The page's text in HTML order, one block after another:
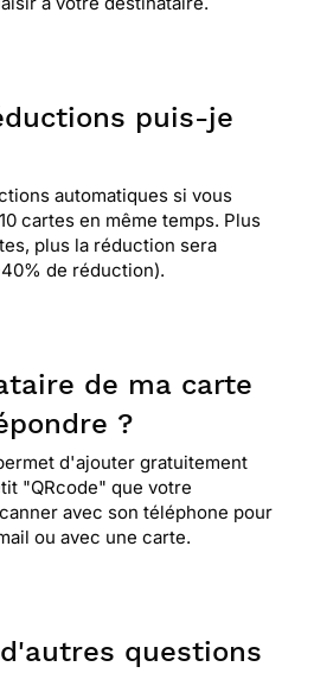
puis-je
automatiques si vous
cartes en même temps. Plus
plus la réduction sera
de réduction).
de ma carte
?
d'ajouter gratuitement
"QRcode" que votre
avec son téléphone pour
ou avec une carte.
d'autres questions